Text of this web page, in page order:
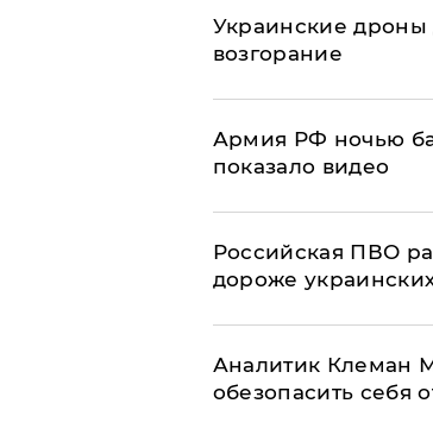
Украинские дроны
возгорание
Армия РФ ночью
показало видео
Российская ПВО
дороже
Аналитик Клеман
обезопасить себя